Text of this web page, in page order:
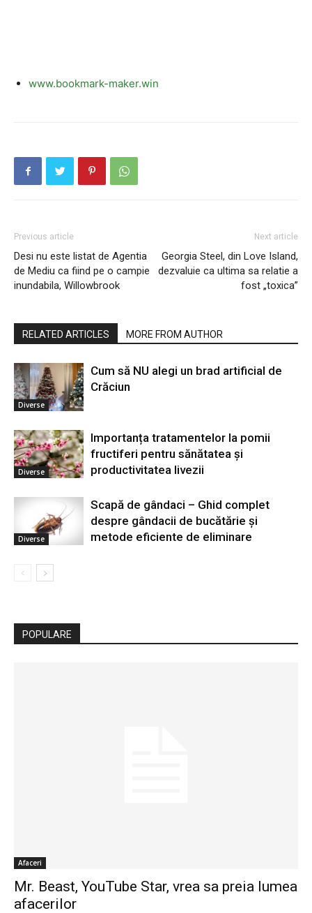
www.bookmark-maker.win
Previous article
Desi nu este listat de Agentia
de Mediu ca fiind pe o campie
inundabila, Willowbrook
Next article
Georgia Steel, din Love Island,
dezvaluie ca ultima sa relatie a
fost „toxica”
RELATED ARTICLES MORE FROM AUTHOR
Diverse
Cum să NU alegi un brad artificial de
Crăciun
Diverse
Importanța tratamentelor la pomii
fructiferi pentru sănătatea și
productivitatea livezii
Diverse
Scapă de gândaci – Ghid complet
despre gândacii de bucătărie și
metode eficiente de eliminare
POPULARE
Afaceri
Mr. Beast, YouTube Star, vrea sa preia lumea
afacerilor